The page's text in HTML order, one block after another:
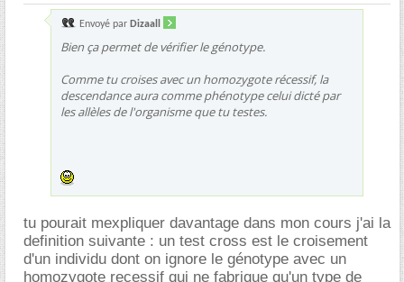
Envoyé par Dizaall
Bien ça permet de vérifier le génotype.
Comme tu croises avec un homozygote récessif, la
descendance aura comme phénotype celui dicté par
les allèles de l'organisme que tu testes.
tu pourait mexpliquer davantage dans mon cours j'ai la
definition suivante : un test cross est le croisement
d'un individu dont on ignore le génotype avec un
homozygote recessif qui ne fabrique qu'un type de